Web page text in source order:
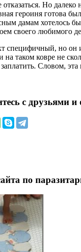
Но
героиня готова
дамам хотелось
своего любимого
специфичный, но он
на таком ковре не
Словом,
с друзьями и
по